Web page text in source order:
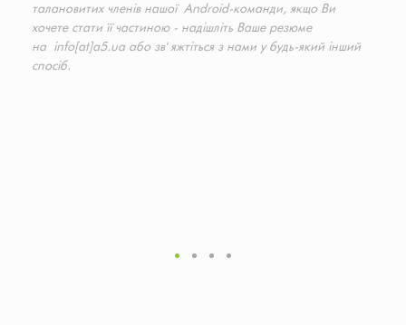
талановитих членів нашої Android-команди, якщо Ви
хочете стати її частиною - надішліть Ваше резюме
на info[at]a5.ua або зв' яжтіться з нами у будь-який інший
спосіб.